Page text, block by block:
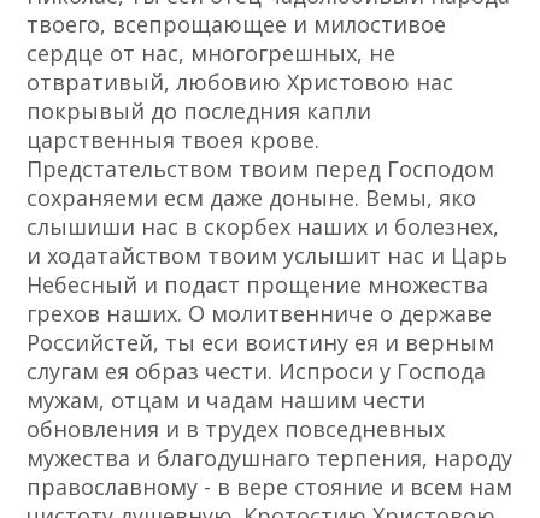
твоего, всепрощающее и милостивое
сердце от нас, многогрешных, не
отвративый, любовию Христовою нас
покрывый до последния капли
царственныя твоея крове.
Предстательством твоим перед Господом
сохраняеми есм даже доныне. Вемы, яко
слышиши нас в скорбех наших и болезнех,
и ходатайством твоим услышит нас и Царь
Небесный и подаст прощение множества
грехов наших. О молитвенниче о державе
Российстей, ты еси воистину ея и верным
слугам ея образ чести. Испроси у Господа
мужам, отцам и чадам нашим чести
обновления и в трудех повседневных
мужества и благодушнаго терпения, народу
православному - в вере стояние и всем нам